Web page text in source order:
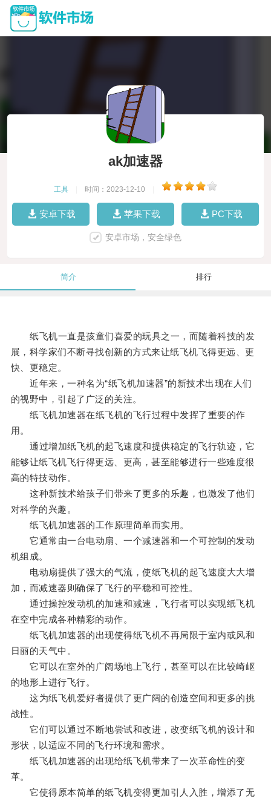
ak加速器
工具 时间：2023-12-10
安卓下载 苹果下载 PC下载
安卓市场，安全绿色
简介 排行
纸飞机一直是孩童们喜爱的玩具之一，而随着科技的发
展，科学家们不断寻找创新的方式来让纸飞机飞得更远、更
快、更稳定。
近年来，一种名为“纸飞机加速器”的新技术出现在人们
的视野中，引起了广泛的关注。
纸飞机加速器在纸飞机的飞行过程中发挥了重要的作
用。
通过增加纸飞机的起飞速度和提供稳定的飞行轨迹，它
能够让纸飞机飞行得更远、更高，甚至能够进行一些难度很
高的特技动作。
这种新技术给孩子们带来了更多的乐趣，也激发了他们
对科学的兴趣。
纸飞机加速器的工作原理简单而实用。
它通常由一台电动扇、一个减速器和一个可控制的发动
机组成。
电动扇提供了强大的气流，使纸飞机的起飞速度大大增
加，而减速器则确保了飞行的平稳和可控性。
通过操控发动机的加速和减速，飞行者可以实现纸飞机
在空中完成各种精彩的动作。
纸飞机加速器的出现使得纸飞机不再局限于室内或风和
日丽的天气中。
它可以在室外的广阔场地上飞行，甚至可以在比较崎岖
的地形上进行飞行。
这为纸飞机爱好者提供了更广阔的创造空间和更多的挑
战性。
它们可以通过不断地尝试和改进，改变纸飞机的设计和
形状，以适应不同的飞行环境和需求。
纸飞机加速器的出现给纸飞机带来了一次革命性的变
革。
它使得原本简单的纸飞机变得更加引人入胜，增添了无